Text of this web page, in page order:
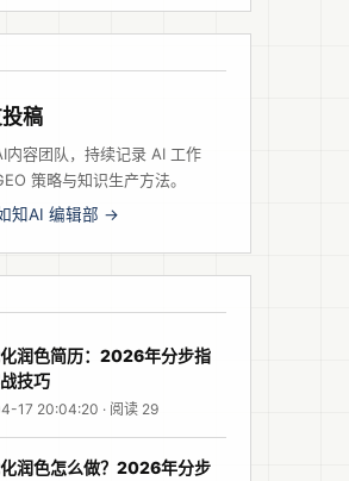
稿
内容团队，持续记录 AI 工作
策略与知识生产方法。
知AI 编辑部 →
润色简历：2026年分步指
技巧
17 20:04:20 · 阅读 29
润色怎么做？2026年分步